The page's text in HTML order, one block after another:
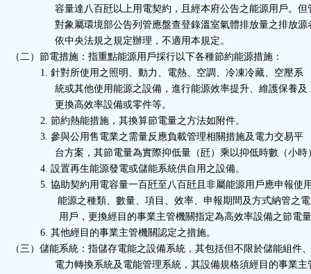
容量達八百瓩以上用電契約，且經本府公告之能源用戶。但
對象屬環境部公告列管應盤查登錄溫室氣體排放量之排放源
依中央法規之規定辦理，不適用本規定。
（二）節電措施：指重點能源用戶採行以下各種節約能源措施：
1. 針對所使用之照明、動力、電熱、空調、冷凍冷藏、空壓系
統或其他使用能源之設備，進行能源效率提升、維護保養及
更換高效率設備或零件等。
2. 節約熱能措施，其換算節電量之方法如附件。
3. 參與公用售電業之需量反應負載管理相關措施及電力交易平
台方案，其節電量為實際抑低量（瓩）乘以抑低時數（小時
4. 設置再生能源發電或儲能系統供自用之設備。
5. 協助契約用電容量一百瓩至八百瓩且非屬能源用戶應申報使
能源之種類、數量、項目、效率、申報期間及方式納管之
用戶，更換經目的事業主管機關指定為高效率設備之節電
6. 其他經目的事業主管機關認定之措施。
（三）儲能系統：指儲存電能之設備系統，其包括但不限於儲能組件、
電力轉換系統及電能管理系統，其設備規格須經目的事業主